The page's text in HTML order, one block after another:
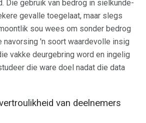
Die gebruik van bedrog in sielkunde-
gevalle toegelaat, maar slegs
sou wees om sonder bedrog
navorsing 'n soort waardevolle insig
vakke deurgebring word en ingelig
die ware doel nadat die data
van deelnemers